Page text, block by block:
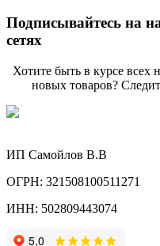
Подписывайтесь на
сетях
Хотите быть в курсе всех
новых товаров?
ИП Самойлов В.В
ОГРН: 321508100511271
ИНН: 502809443074